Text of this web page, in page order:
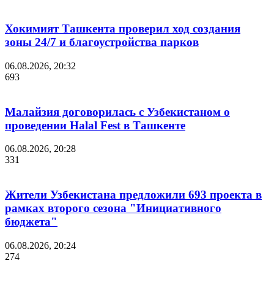
Хокимият Ташкента проверил ход создания
зоны 24/7 и благоустройства парков
06.08.2026, 20:32
693
Малайзия договорилась с Узбекистаном о
проведении Halal Fest в Ташкенте
06.08.2026, 20:28
331
Жители Узбекистана предложили 693 проекта в
рамках второго сезона "Инициативного
бюджета"
06.08.2026, 20:24
274